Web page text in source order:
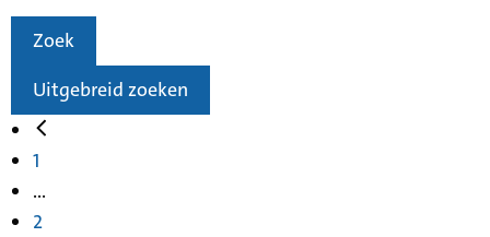
Zoek
Uitgebreid zoeken
1
...
2